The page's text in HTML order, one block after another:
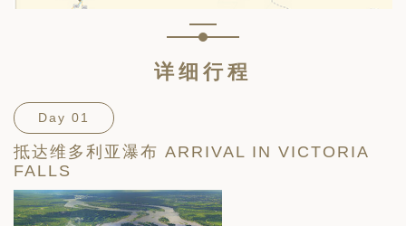
详细行程
Day 01
抵达维多利亚瀑布 ARRIVAL IN VICTORIA
FALLS